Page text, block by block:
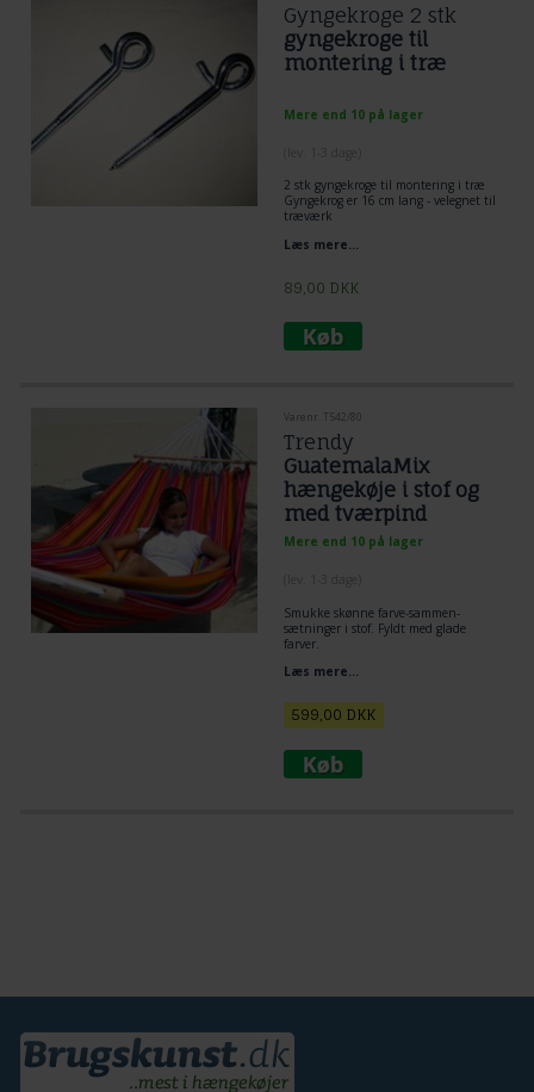
Gyngekroge 2 stk
gyngekroge til
montering i træ
Mere end 10 på lager
2 stk gyngekroge til montering i træ
Gyngekrog er 16 cm lang - velegnet til
træværk
1 cm diameter
Læs mere...
89,00 DKK
Varenr. T542/80
Trendy
GuatemalaMix
hængekøje i stof og
med tværpind
Mere end 10 på lager
Smukke skønne farve-sammen-
sætninger i stof. Fyldt med glade
farver.
Læs mere...
599,00 DKK